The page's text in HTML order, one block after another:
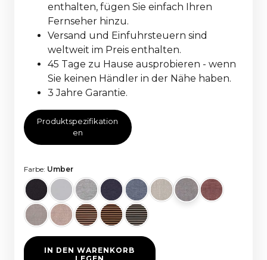
enthalten, fügen Sie einfach Ihren
Fernseher hinzu.
Versand und Einfuhrsteuern sind
weltweit im Preis enthalten.
45 Tage zu Hause ausprobieren - wenn
Sie keinen Händler in der Nähe haben.
3 Jahre Garantie.
Produktspezifikation
en
Farbe: Umber
IN DEN WARENKORB